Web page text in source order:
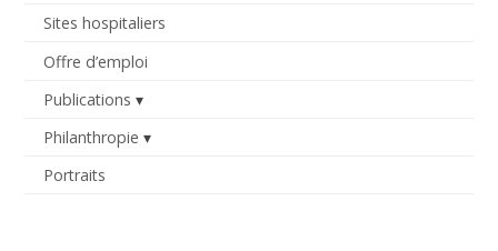
Sites hospitaliers
Offre d’emploi
Publications
Philanthropie
Portraits